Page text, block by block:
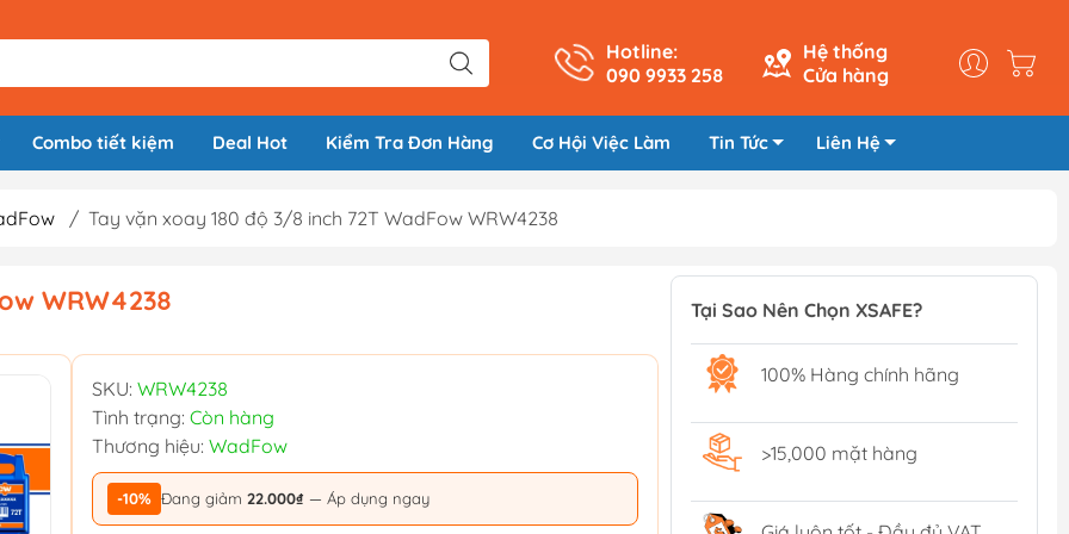
Hotline:
090 9933 258
Hệ thống
Cửa hàng
Combo tiết kiệm Deal Hot Kiểm Tra Đơn Hàng Cơ Hội Việc Làm Tin Tức Liên Hệ
/ Tay vặn xoay 180 độ 3/8 inch 72T WadFow WRW4238
WRW4238
SKU: WRW4238
Tình trạng: Còn hàng
Thương hiệu: WadFow
-10% Đang giảm 22.000₫ — Áp dụng ngay
Tại Sao Nên Chọn XSAFE?
100% Hàng chính hãng
>15,000 mặt hàng